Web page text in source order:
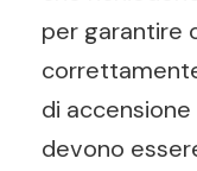
per garantire
di accensione
devono